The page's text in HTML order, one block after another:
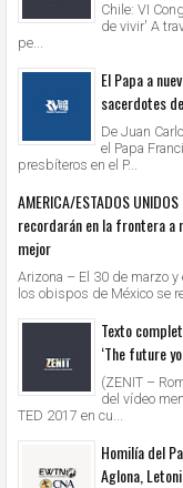
Chile: VI
de vivir' A
pe...
El Papa a
sacerdotes
De Juan
el Papa
presbíteros en el P...
AMERICA/ESTADOS
recordarán en la frontera a
mejor
Arizona – El 30 de marzo
los obispos de México se
Texto
‘The future
(ZENIT –
del vídeo
TED 2017 en cu...
Homilía del
Aglona,